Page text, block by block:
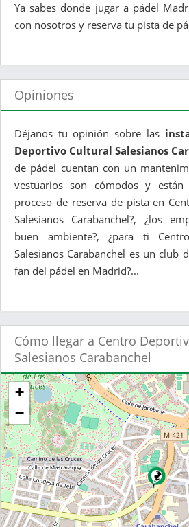
Ya sabes donde jugar a pádel
con nosotros y reserva tu pista de
Opiniones
Déjanos tu opinión sobre las
Deportivo Cultural Salesianos
de pádel cuentan con un
vestuarios son cómodos y
proceso de reserva de pista en
Salesianos Carabanchel?, ¿los
buen ambiente?, ¿para ti
Salesianos Carabanchel es un club
fan del pádel en Madrid?...
Cómo llegar a Centro
Salesianos Carabanchel
+
−